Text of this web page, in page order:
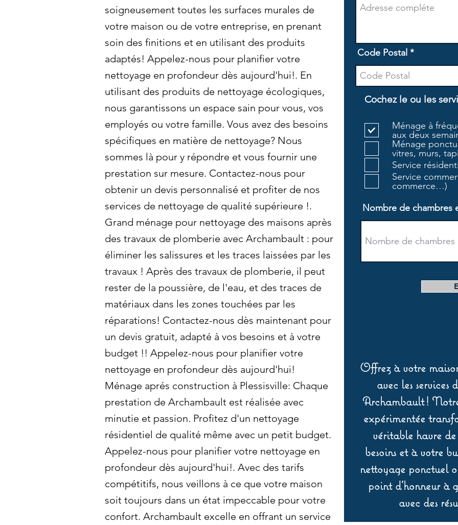
soigneusement toutes les surfaces murales de
votre maison ou de votre entreprise, en prenant
soin des finitions et en utilisant des produits
adaptés! Appelez-nous pour planifier votre
nettoyage en profondeur dès aujourd'hui!. En
utilisant des produits de nettoyage écologiques,
nous garantissons un espace sain pour vous, vos
employés ou votre famille. Vous avez des besoins
spécifiques en matière de nettoyage? Nous
sommes là pour y répondre et vous fournir une
prestation sur mesure. Contactez-nous pour
obtenir un devis personnalisé et profiter de nos
services de nettoyage de qualité supérieure !.
Grand ménage pour nettoyage des maisons après
des travaux de plomberie avec Archambault : pour
éliminer les salissures et les traces laissées par les
travaux ! Après des travaux de plomberie, il peut
rester de la poussière, de l'eau, et des traces de
matériaux dans les zones touchées par les
réparations! Contactez-nous dès maintenant pour
un devis gratuit, adapté à vos besoins et à votre
budget !! Appelez-nous pour planifier votre
nettoyage en profondeur dès aujourd'hui!
Ménage aprés construction à Plessisville: Chaque
prestation de Archambault est réalisée avec
minutie et passion. Profitez d'un nettoyage
résidentiel de qualité même avec un petit budget.
Appelez-nous pour planifier votre nettoyage en
profondeur dès aujourd'hui!. Avec des tarifs
compétitifs, nous veillons à ce que votre maison
soit toujours dans un état impeccable pour votre
confort. Archambault excelle en offrant un service
Code Postal
Cochez le ou les
Ménage à
aux deux
Ménage
vitres, murs,
Service
Service
commerce…)
Nombre de chambres
Offrez à votre
avec les services
Archambault !
expérimentée
véritable havre
besoins et à votre
nettoyage ponctuel
point d’honneur à
avec des